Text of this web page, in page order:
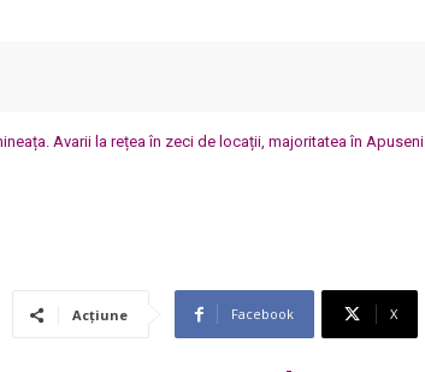
Avarii la rețea în zeci de locații, majoritatea în Apuseni
Acțiune Facebook X